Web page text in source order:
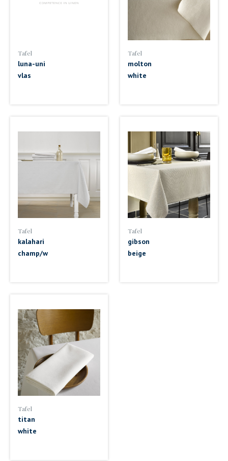
Tafel
luna-uni
vlas
Tafel
molton
white
Tafel
kalahari
champ/w
Tafel
gibson
beige
Tafel
titan
white